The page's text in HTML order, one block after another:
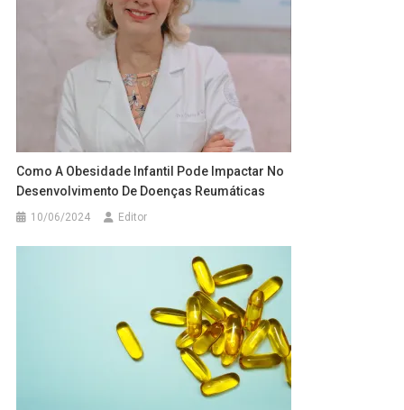
Como A Obesidade Infantil Pode Impactar No
Desenvolvimento De Doenças Reumáticas
10/06/2024 Editor